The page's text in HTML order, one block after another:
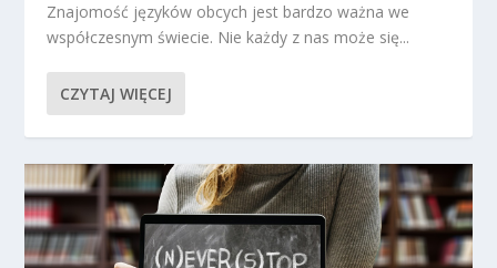
Znajomość języków obcych jest bardzo ważna we
współczesnym świecie. Nie każdy z nas może się...
CZYTAJ WIĘCEJ